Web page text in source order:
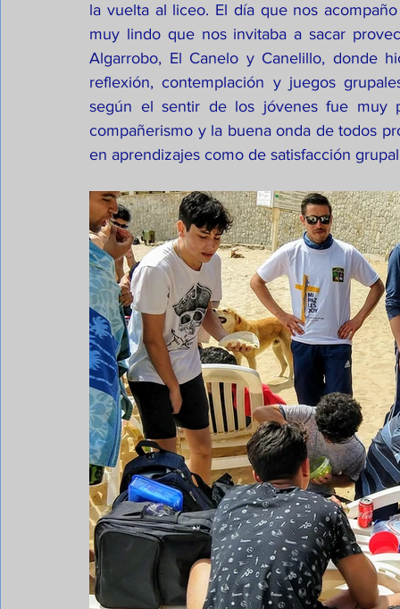
la vuelta al liceo. El día que nos
muy lindo que nos invitaba a sacar
Algarrobo, El Canelo y Canelillo, donde
reflexión, contemplación y juegos
según el sentir de los jóvenes fue muy
compañerismo y la buena onda de todos
en aprendizajes como de satisfacción